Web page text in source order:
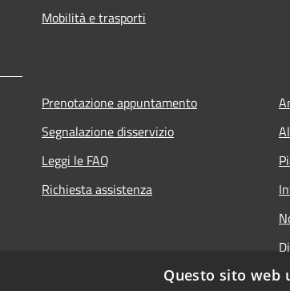
Mobilità e trasporti
Prenotazione appuntamento
Segnalazione disservizio
Leggi le FAQ
Richiesta assistenza
Questo sito web